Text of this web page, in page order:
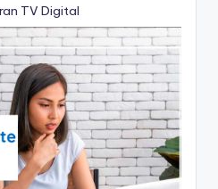
TV Digital